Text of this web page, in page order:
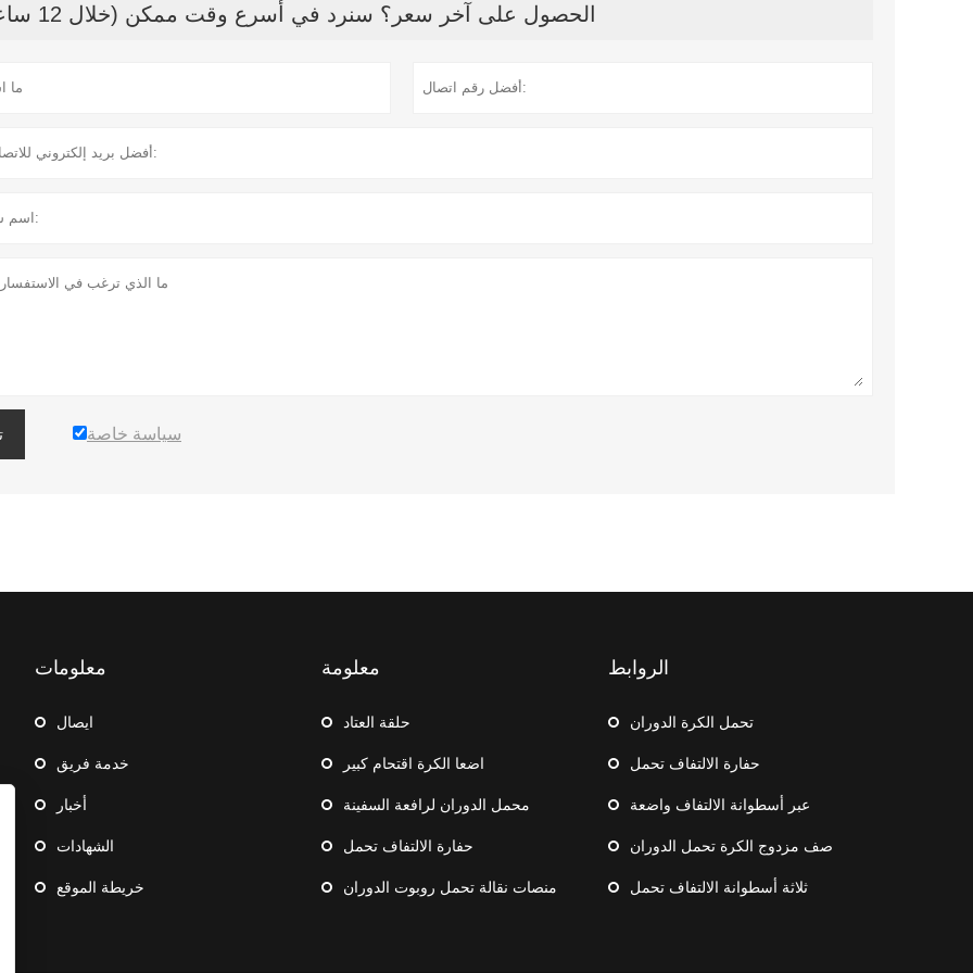
الحصول على آخر سعر؟ سنرد في أسرع وقت ممكن (خلال 12 ساعة)
سياسة خاصة
معلومات
ايصال
خدمة فريق
أخبار
الشهادات
خريطة الموقع
معلومة
حلقة العتاد
اضعا الكرة اقتحام كبير
محمل الدوران لرافعة السفينة
حفارة الالتفاف تحمل
منصات نقالة تحمل روبوت الدوران
الروابط
تحمل الكرة الدوران
حفارة الالتفاف تحمل
عبر أسطوانة الالتفاف واضعة
صف مزدوج الكرة تحمل الدوران
ثلاثة أسطوانة الالتفاف تحمل